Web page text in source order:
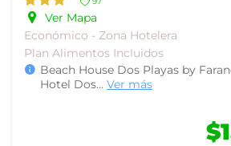
Ver Mapa
Económico - Zona Hotelera
Plan Alimentos Incluidos
Beach House Dos Playas by
Hotel Dos... Ver más